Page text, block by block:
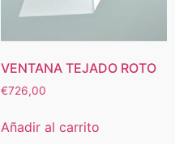
VENTANA TEJADO ROTO
€726,00
Añadir al carrito